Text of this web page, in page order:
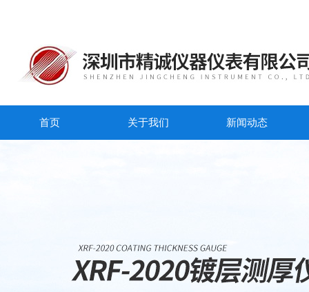
首页 关于我们 新闻动态